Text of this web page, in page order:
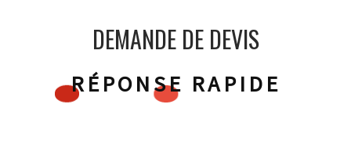
DEMANDE DE DEVIS
RÉPONSE RAPIDE